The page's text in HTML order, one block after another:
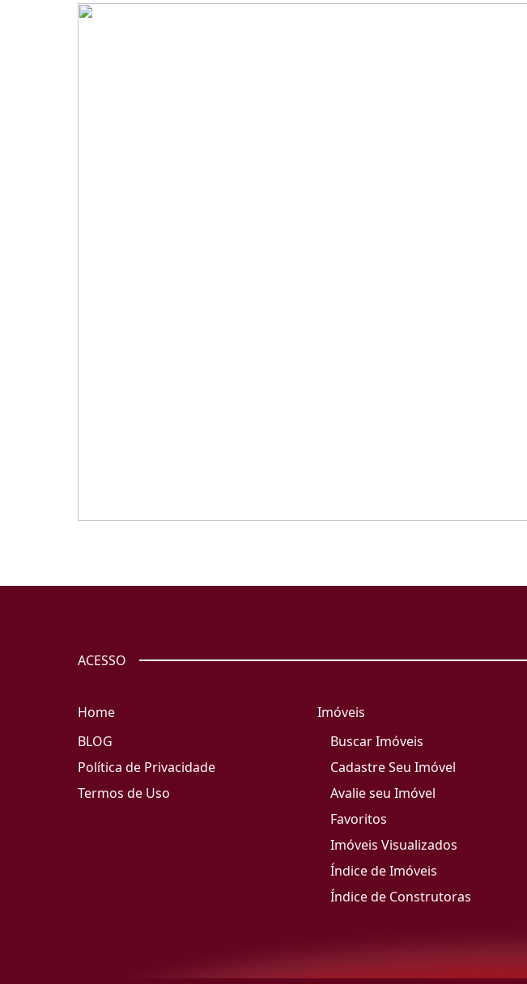
ACESSO
Home
BLOG
Política de Privacidade
Termos de Uso
Imóveis
Buscar Imóveis
Cadastre Seu Imóvel
Avalie seu Imóvel
Favoritos
Imóveis Visualizados
Índice de Imóveis
Índice de Construtoras